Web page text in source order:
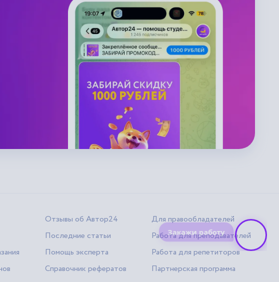
Отзывы об Автор24
Последние статьи
Помощь эксперта
Справочник рефератов
Для правообладателей
Работа для преподавателей
Работа для репетиторов
Партнерская программа